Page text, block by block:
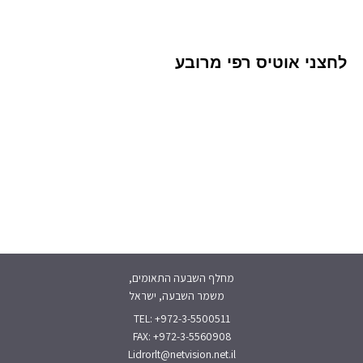
לחצני אוטיס רפי מרובע
מחלף השבעה התאומים,
משמר השבעה, ישראל
TEL: +972-3-5500511
FAX: +972-3-5560908
Lidrorlt@netvision.net.il